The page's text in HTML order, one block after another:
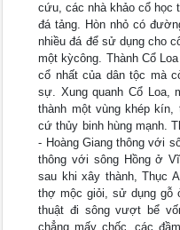
cứu, các nhà khảo cổ học
đá tảng. Hòn nhỏ có
nhiều đá để sử dụng cho
một kỳcông. Thành Cổ
cổ nhất của dân tộc mà
sự. Xung quanh Cổ Loa,
thành một vùng khép
cứ thủy binh hùng mạnh.
- Hoàng Giang thông với
thông với sông Hồng ở
sau khi xây thành, Thục
thợ mộc giỏi, sử dụng gỗ
thuật đi sông vượt bể
chẳng mấy chốc, các